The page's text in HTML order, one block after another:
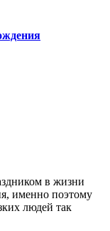
в жизни
именно поэтому
людей так